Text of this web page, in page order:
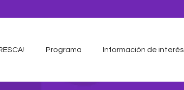
Programa Información de interés